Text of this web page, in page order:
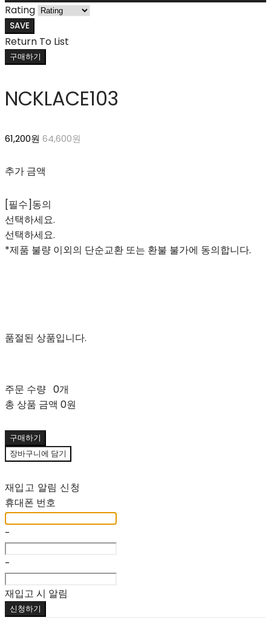
Rating
SAVE
Return To List
구매하기
NCKLACE103
61,200원 64,600원
추가 금액
[필수]동의
선택하세요.
선택하세요.
*제품 불량 이외의 단순교환 또는 환불 불가에 동의합니다.
품절된 상품입니다.
주문 수량 0개
총 상품 금액 0원
구매하기
장바구니에 담기
재입고 알림 신청
휴대폰 번호
-
-
재입고 시 알림
신청하기